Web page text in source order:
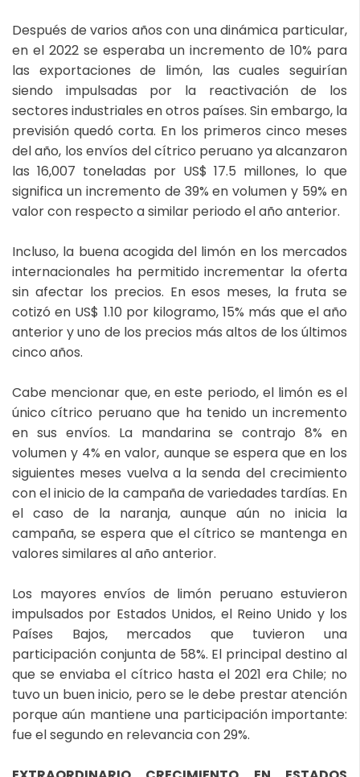
Después de varios años con una dinámica particular,
en el 2022 se esperaba un incremento de 10% para
las exportaciones de limón, las cuales seguirían
siendo impulsadas por la reactivación de los
sectores industriales en otros países. Sin embargo, la
previsión quedó corta. En los primeros cinco meses
del año, los envíos del cítrico peruano ya alcanzaron
las 16,007 toneladas por US$ 17.5 millones, lo que
significa un incremento de 39% en volumen y 59% en
valor con respecto a similar periodo el año anterior.
Incluso, la buena acogida del limón en los mercados
internacionales ha permitido incrementar la oferta
sin afectar los precios. En esos meses, la fruta se
cotizó en US$ 1.10 por kilogramo, 15% más que el año
anterior y uno de los precios más altos de los últimos
cinco años.
Cabe mencionar que, en este periodo, el limón es el
único cítrico peruano que ha tenido un incremento
en sus envíos. La mandarina se contrajo 8% en
volumen y 4% en valor, aunque se espera que en los
siguientes meses vuelva a la senda del crecimiento
con el inicio de la campaña de variedades tardías. En
el caso de la naranja, aunque aún no inicia la
campaña, se espera que el cítrico se mantenga en
valores similares al año anterior.
Los mayores envíos de limón peruano estuvieron
impulsados por Estados Unidos, el Reino Unido y los
Países Bajos, mercados que tuvieron una
participación conjunta de 58%. El principal destino al
que se enviaba el cítrico hasta el 2021 era Chile; no
tuvo un buen inicio, pero se le debe prestar atención
porque aún mantiene una participación importante:
fue el segundo en relevancia con 29%.